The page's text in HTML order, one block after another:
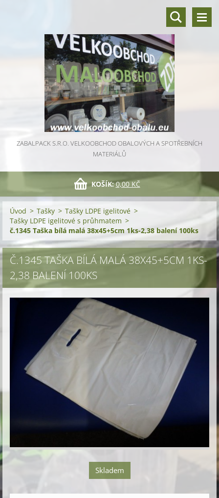
ZABALPACK S.R.O. VELKOOBCHOD OBALOVÝCH A SPOTŘEBNÍCH
MATERIÁLŮ
KOŠÍK: 0,00 KČ
Úvod > Tašky > Tašky LDPE igelitové >
Tašky LDPE igelitové s průhmatem >
č.1345 Taška bílá malá 38x45+5cm 1ks-2,38 balení 100ks
Č.1345 TAŠKA BÍLÁ MALÁ 38X45+5CM 1KS-
2,38 BALENÍ 100KS
Skladem